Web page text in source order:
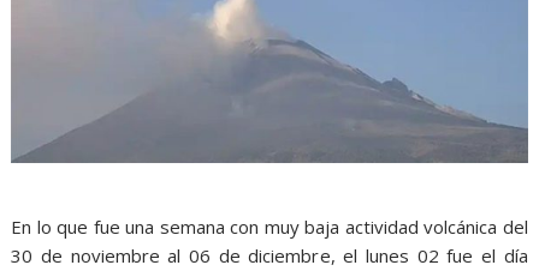
En lo que fue una semana con muy baja actividad volcánica del
30 de noviembre al 06 de diciembre, el lunes 02 fue el día